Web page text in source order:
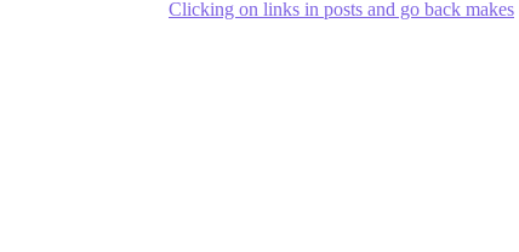
Clicking on links in posts and go back makes